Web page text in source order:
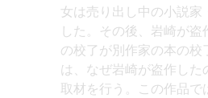
女は売り出し中の小説家
した。その後、岩崎が
の校了が別作家の本の校
は、なぜ岩崎が盗作した
取材を行う。この作品